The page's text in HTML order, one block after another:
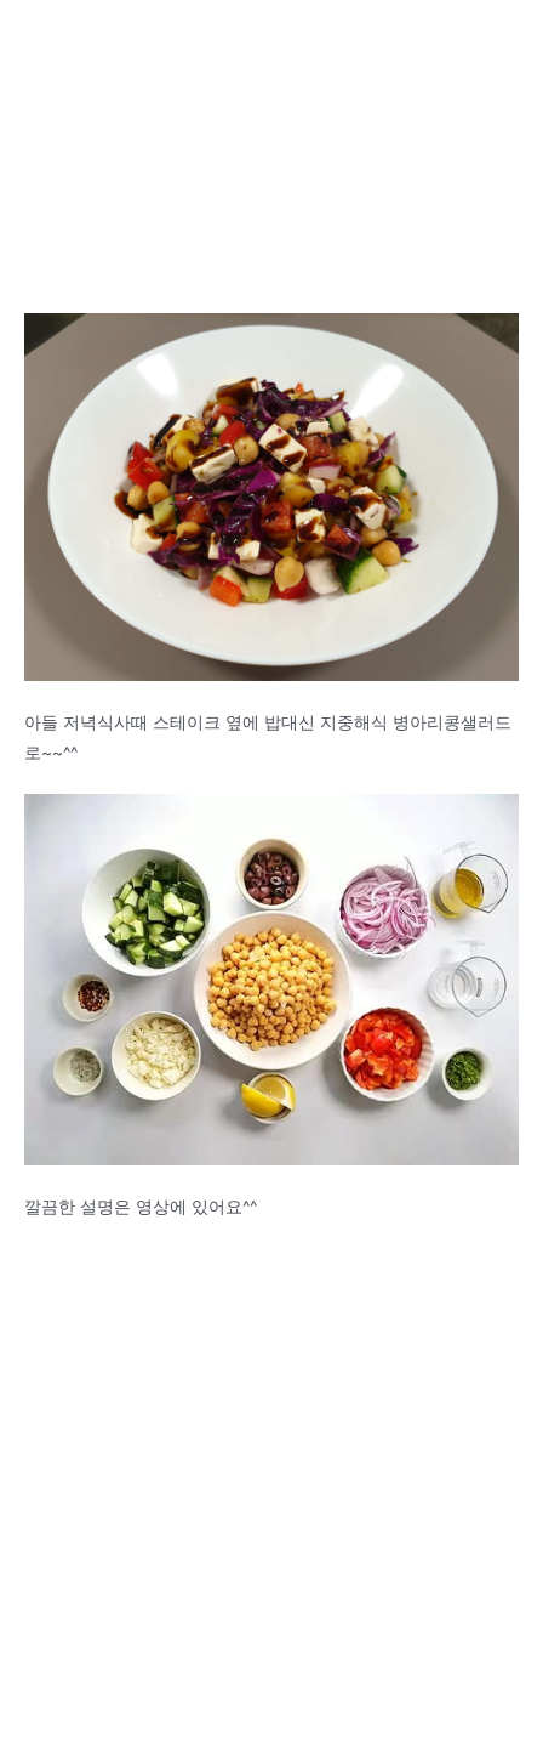
아들 저녁식사때 스테이크 옆에 밥대신 지중해식 병아리콩샐러드
로~~^^
깔끔한 설명은 영상에 있어요^^